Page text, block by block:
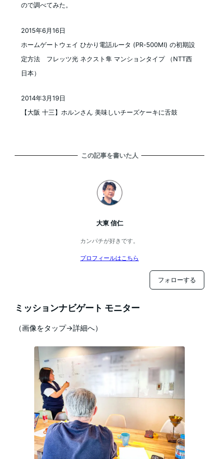
ので調べてみた。
ホームゲートウェイ ひかり電話ルータ (PR-500MI) の初期設
定方法 フレッツ光 ネクスト隼 マンションタイプ （NTT西
日本）
投稿日
2015年6月16日
【大阪 十三】ホルンさん 美味しいチーズケーキに舌鼓
2014年3月19日
この記事を書いた人
大東 信仁
カンパチが好きです。
プロフィールはこちら
フォローする
ミッションナビゲート モニター
（画像をタップ→詳細へ）